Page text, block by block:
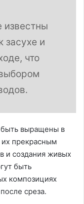
засухе и
что
выращены в
их прекрасным
и создания живых
быть
композициях
среза.